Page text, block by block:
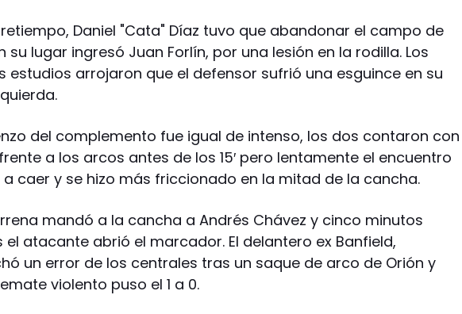
Daniel "Cata" Díaz tuvo que abandonar el campo de
su lugar ingresó Juan Forlín, por una lesión en la rodilla. Los
estudios arrojaron que el defensor sufrió una esguince en su
del complemento fue igual de intenso, los dos contaron con
a los arcos antes de los 15′ pero lentamente el encuentro
a caer y se hizo más friccionado en la mitad de la cancha.
mandó a la cancha a Andrés Chávez y cinco minutos
el atacante abrió el marcador. El delantero ex Banfield,
un error de los centrales tras un saque de arco de Orión y
violento puso el 1 a 0.